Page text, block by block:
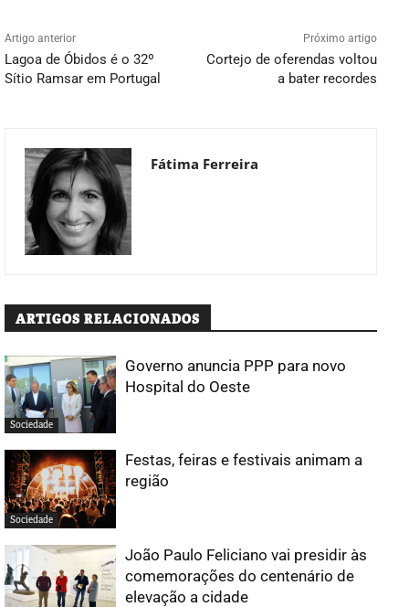
Artigo anterior
Lagoa de Óbidos é o 32º
Sítio Ramsar em Portugal
Próximo artigo
Cortejo de oferendas voltou
a bater recordes
Fátima Ferreira
ARTIGOS RELACIONADOS
Sociedade
Governo anuncia PPP para novo
Hospital do Oeste
Sociedade
Festas, feiras e festivais animam a
região
João Paulo Feliciano vai presidir às
comemorações do centenário de
elevação a cidade